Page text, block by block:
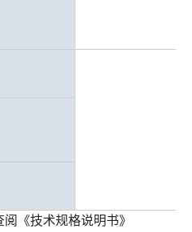
《技术规格说明书》